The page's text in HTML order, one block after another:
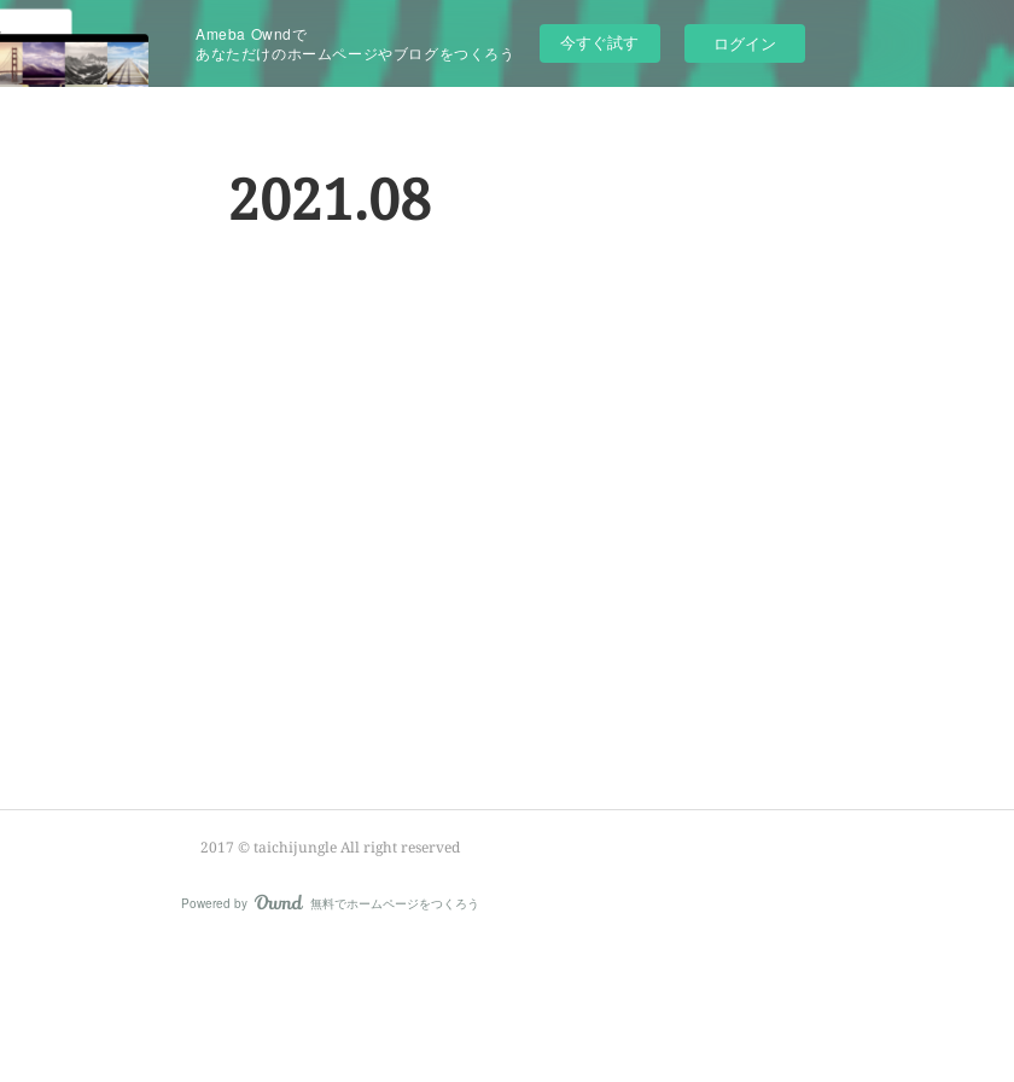
Ameba Owndで
あなただけのホームページやブログをつくろう
今すぐ試す ログイン
2021.08
2017 © taichijungle All right reserved
Powered by AmebaOwnd
無料でホームページをつくろう